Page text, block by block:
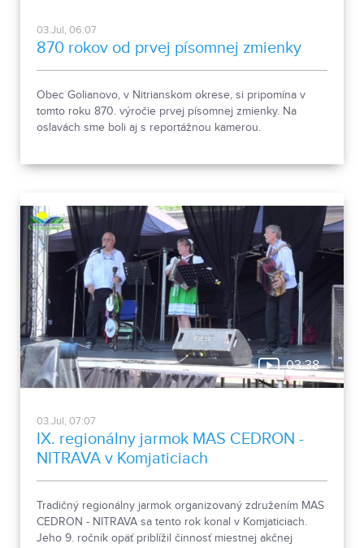
03.Jul, 06:07
870 rokov od prvej písomnej zmienky
Obec Golianovo, v Nitrianskom okrese, si pripomína v
tomto roku 870. výročie prvej písomnej zmienky. Na
oslavách sme boli aj s reportážnou kamerou.
03:38
03.Jul, 07:07
IX. regionálny jarmok MAS CEDRON -
NITRAVA v Komjaticiach
Tradičný regionálny jarmok organizovaný združením MAS
CEDRON - NITRAVA sa tento rok konal v Komjaticiach.
Jeho 9. ročník opäť priblížil činnosť miestnej akčnej